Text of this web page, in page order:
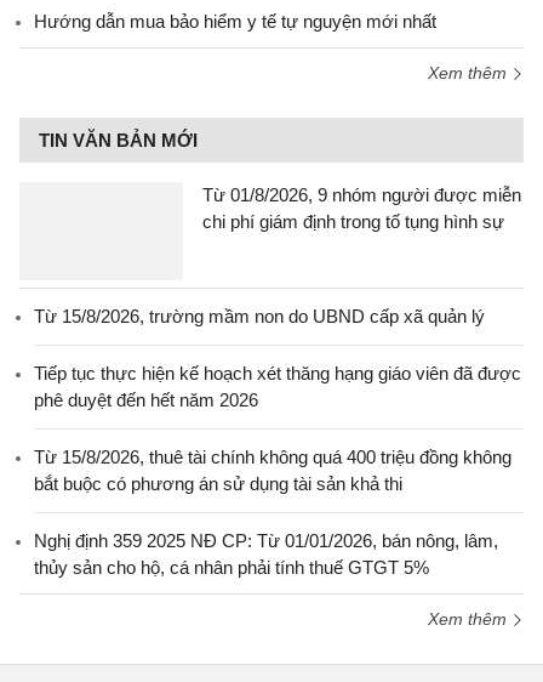
Hướng dẫn mua bảo hiểm y tế tự nguyện mới nhất
Xem thêm
TIN VĂN BẢN MỚI
Từ 01/8/2026, 9 nhóm người được miễn
chi phí giám định trong tố tụng hình sự
Từ 15/8/2026, trường mầm non do UBND cấp xã quản lý
Tiếp tục thực hiện kế hoạch xét thăng hạng giáo viên đã được
phê duyệt đến hết năm 2026
Từ 15/8/2026, thuê tài chính không quá 400 triệu đồng không
bắt buộc có phương án sử dụng tài sản khả thi
Nghị định 359 2025 NĐ CP: Từ 01/01/2026, bán nông, lâm,
thủy sản cho hộ, cá nhân phải tính thuế GTGT 5%
Xem thêm